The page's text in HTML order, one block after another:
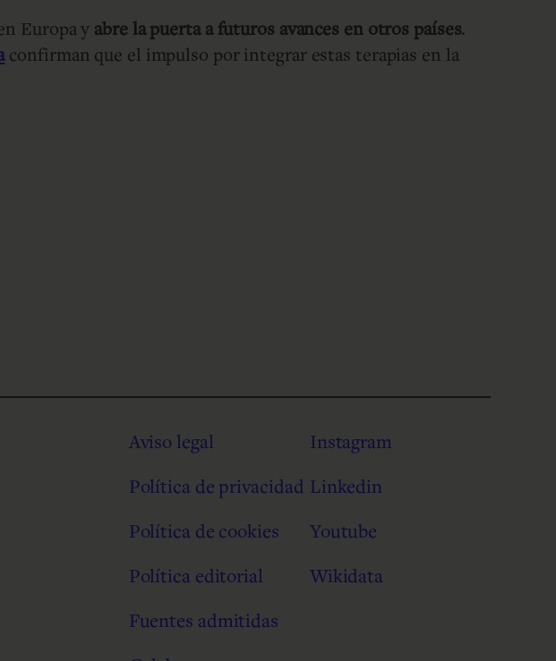
Europa y abre la puerta a futuros avances en otros países.
confirman que el impulso por integrar estas terapias en la
Aviso legal
Política de privacidad
Política de cookies
Política editorial
Fuentes admitidas
Instagram
Linkedin
Youtube
Wikidata